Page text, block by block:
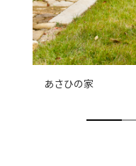
あさひの家